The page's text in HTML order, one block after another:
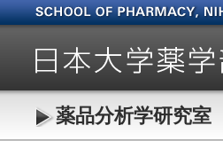
薬品分析学研究室